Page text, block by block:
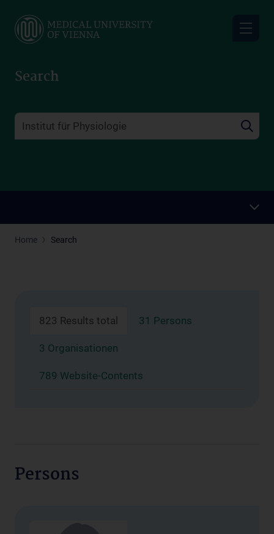
main
Search
Home Search
823 Results total 31 Persons
3 Organisationen
789 Website-Contents
Persons